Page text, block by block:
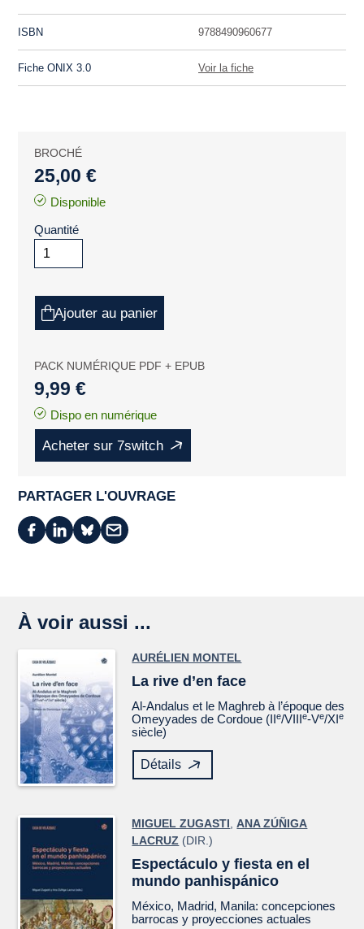
ISBN 9788490960677
Fiche ONIX 3.0 Voir la fiche
BROCHÉ
25,00 €
Disponible
Quantité
Ajouter au panier
PACK NUMÉRIQUE PDF + EPUB
9,99 €
Dispo en numérique
Acheter sur 7switch
PARTAGER L'OUVRAGE
À voir aussi ...
AURÉLIEN MONTEL
La rive d’en face
Al-Andalus et le Maghreb à l’époque des
Omeyyades de Cordoue (IIe/VIIIe-Ve/XIe
siècle)
Détails
MIGUEL ZUGASTI,ANA ZÚÑIGA
LACRUZ (DIR.)
Espectáculo y fiesta en el
mundo panhispánico
México, Madrid, Manila: concepciones
barrocas y proyecciones actuales